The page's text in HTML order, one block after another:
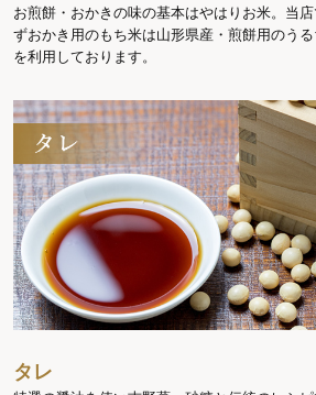
お煎餅・おかきの味の基本はやはりお米。当
ずおかき用のもち米は山形県産・煎餅用のう
を利用しております。
タレ